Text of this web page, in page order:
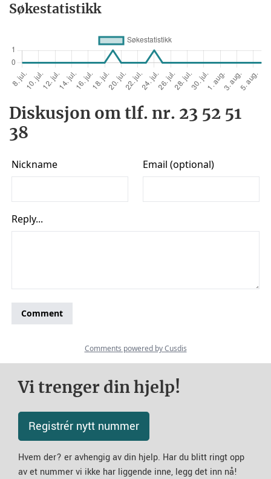
Søkestatistikk
Diskusjon om tlf. nr. 23 52 51
38
Vi trenger din hjelp!
Registrér nytt nummer
Hvem der? er avhengig av din hjelp. Har du blitt ringt opp
av et nummer vi ikke har liggende inne, legg det inn nå!